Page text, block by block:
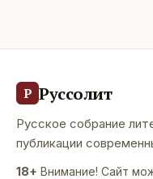
Р Руссолит
Русское собрание
публикации
18+ Внимание! Сайт